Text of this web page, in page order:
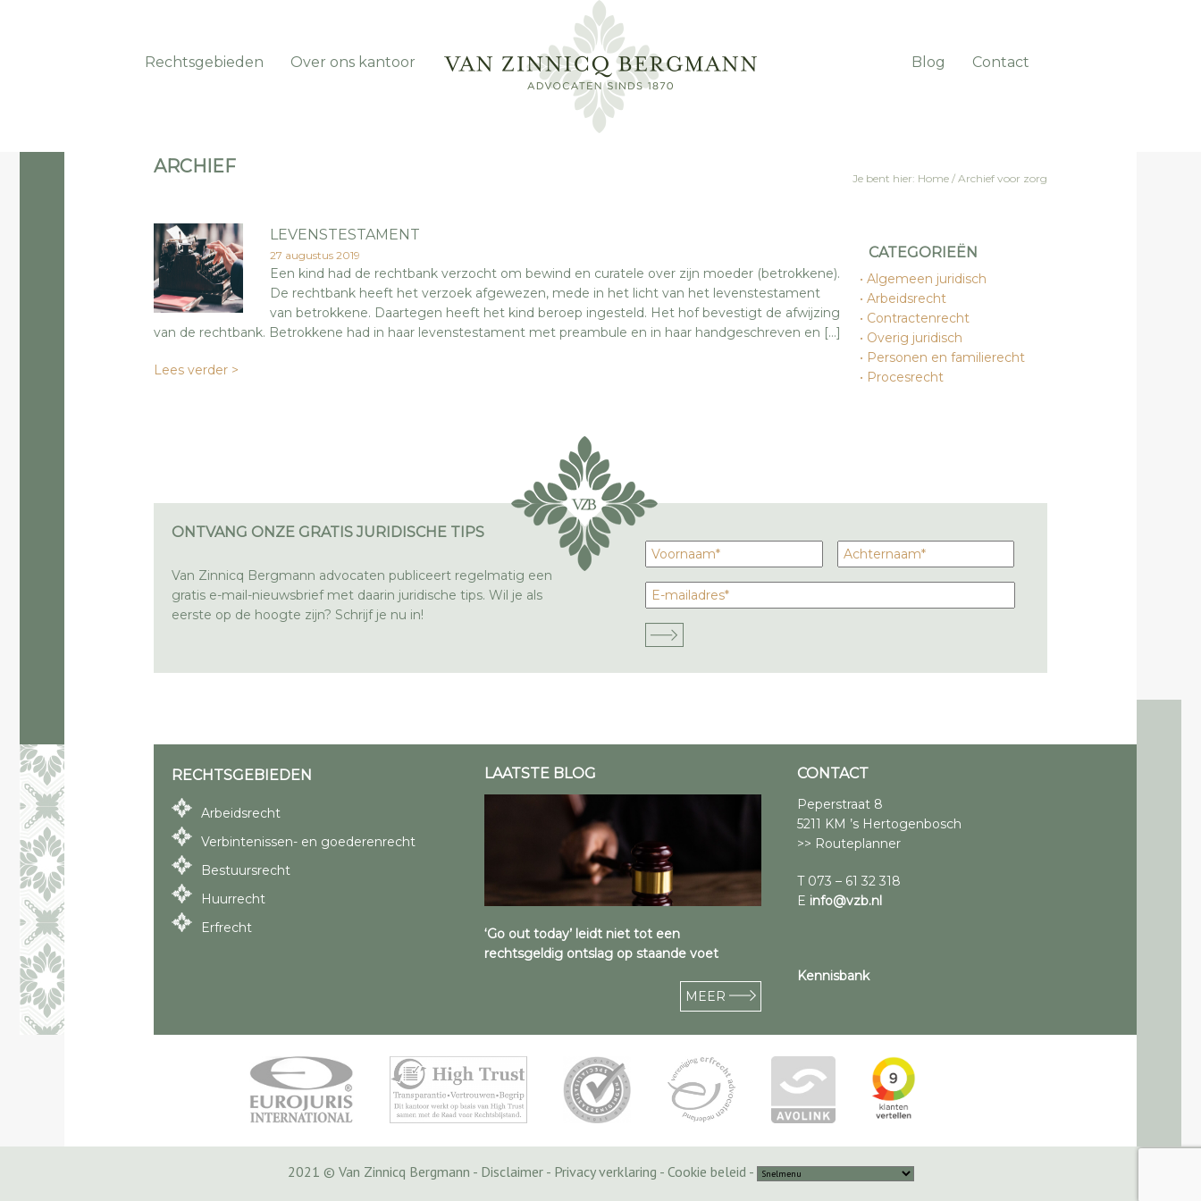
Rechtsgebieden Over ons kantoor Blog Contact
ARCHIEF
Je bent hier: Home / Archief voor zorg
LEVENSTESTAMENT
27 augustus 2019
Een kind had de rechtbank verzocht om bewind en curatele over zijn moeder (betrokkene).
De rechtbank heeft het verzoek afgewezen, mede in het licht van het levenstestament
van betrokkene. Daartegen heeft het kind beroep ingesteld. Het hof bevestigt de afwijzing
van de rechtbank. Betrokkene had in haar levenstestament met preambule en in haar handgeschreven en […]
Lees verder >
CATEGORIEËN
Algemeen juridisch
Arbeidsrecht
Contractenrecht
Overig juridisch
Personen en familierecht
Procesrecht
ONTVANG ONZE GRATIS JURIDISCHE TIPS
Van Zinnicq Bergmann advocaten publiceert regelmatig een
gratis e-mail-nieuwsbrief met daarin juridische tips. Wil je als
eerste op de hoogte zijn? Schrijf je nu in!
RECHTSGEBIEDEN
Arbeidsrecht
Verbintenissen- en goederenrecht
Bestuursrecht
Huurrecht
Erfrecht
LAATSTE BLOG
‘Go out today’ leidt niet tot een
rechtsgeldig ontslag op staande voet
MEER
CONTACT
Peperstraat 8
5211 KM ’s Hertogenbosch
>> Routeplanner
T 073 – 61 32 318
E info@vzb.nl
Kennisbank
2021 © Van Zinnicq Bergmann - Disclaimer- Privacy verklaring - Cookie beleid -